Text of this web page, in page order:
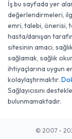
İş bu sayfada yer
değerlendirmeleri,
emri, talebi, önerisi,
hasta/danışan
sitesinin amacı,
sağlamak, sağlık
ihtiyaçlarına uygun
kolaylaştırmaktır.
Sağlayıcısını
bulunmamaktadır.
© 2007 -